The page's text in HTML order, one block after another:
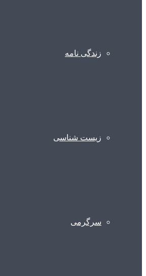
زندگی نامه
زیست شناسی
سرگرمی